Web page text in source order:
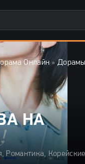
Онлайн»
НА
Романтика, Корейские